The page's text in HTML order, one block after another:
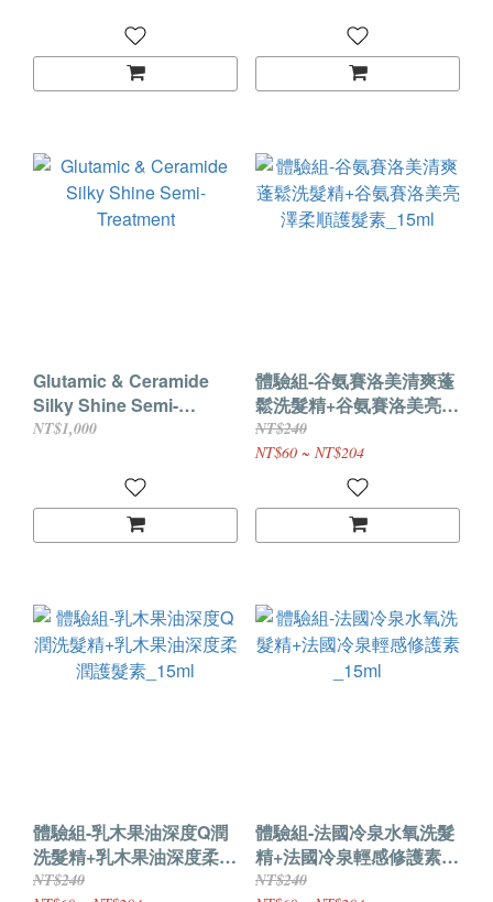
Glutamic & Ceramide
Silky Shine Semi-
Treatment
NT$1,000
體驗組-谷氨賽洛美清爽蓬
鬆洗髮精+谷氨賽洛美亮澤
柔順護髮素_15ml
NT$240
NT$60 ~ NT$204
體驗組-乳木果油深度Q潤
洗髮精+乳木果油深度柔潤
護髮素_15ml
NT$240
體驗組-法國冷泉水氧洗髮
精+法國冷泉輕感修護素
_15ml
NT$240